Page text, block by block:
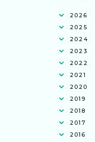
2026
2025
2024
2023
2022
2021
2020
2019
2018
2017
2016